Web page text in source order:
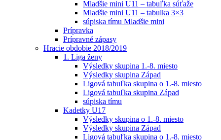
Mladšie mini U11 – tabuľka súťaže
Mladšie mini U11 – tabulka 3×3
súpiska tímu Mladšie mini
Prípravka
Prípravné zápasy
Hracie obdobie 2018/2019
1. Liga ženy
Výsledky skupina 1.-8. miesto
Výsledky skupina Západ
Ligová tabuľka skupina o 1.-8. miesto
Ligová tabuľka skupina Západ
súpiska tímu
Kadetky U17
Výsledky skupina o 1.-8. miesto
Výsledky skupina Západ
Ligová tabuľka skupina o 1.-8. miesto